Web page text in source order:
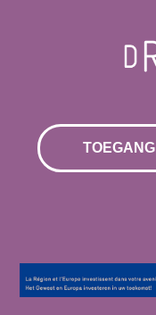
TOEGANG